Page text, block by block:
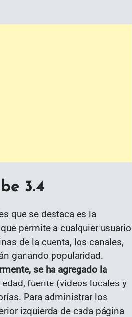
3.4
que se destaca es la
que permite a cualquier usuario
de la cuenta, los canales,
ganando popularidad.
se ha agregado la
fuente (videos locales y
Para administrar los
izquierda de cada página